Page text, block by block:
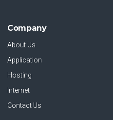
Company
About Us
Application
Hosting
Internet
Contact Us